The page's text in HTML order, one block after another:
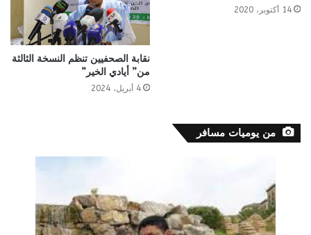
14 أكتوبر، 2020
نقابة الصحفيين تنظم النسخة الثالثة
من” أيادي الخير”
4 أبريل، 2024
من يوميات مسافر